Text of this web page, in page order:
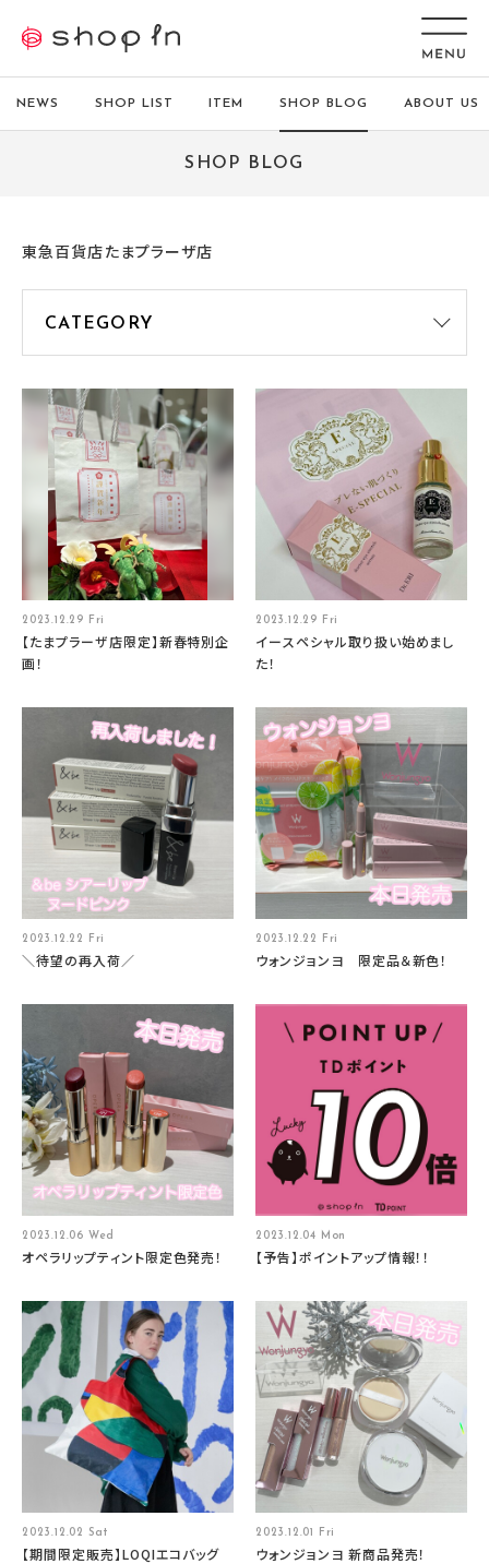
NEWS SHOP LIST ITEM SHOP BLOG ABOUT US
SHOP BLOG
東急百貨店たまプラーザ店
2023.12.29 Fri
【たまプラーザ店限定】新春特別企
画！
2023.12.29 Fri
イースペシャル取り扱い始めまし
た！
2023.12.22 Fri
＼待望の再入荷／
2023.12.22 Fri
ウォンジョンヨ 限定品＆新色！
2023.12.06 Wed
オペラリップティント限定色発売！
2023.12.04 Mon
【予告】ポイントアップ情報！！
2023.12.02 Sat
【期間限定販売】LOQIエコバッグ
2023.12.01 Fri
ウォンジョンヨ 新商品発売！